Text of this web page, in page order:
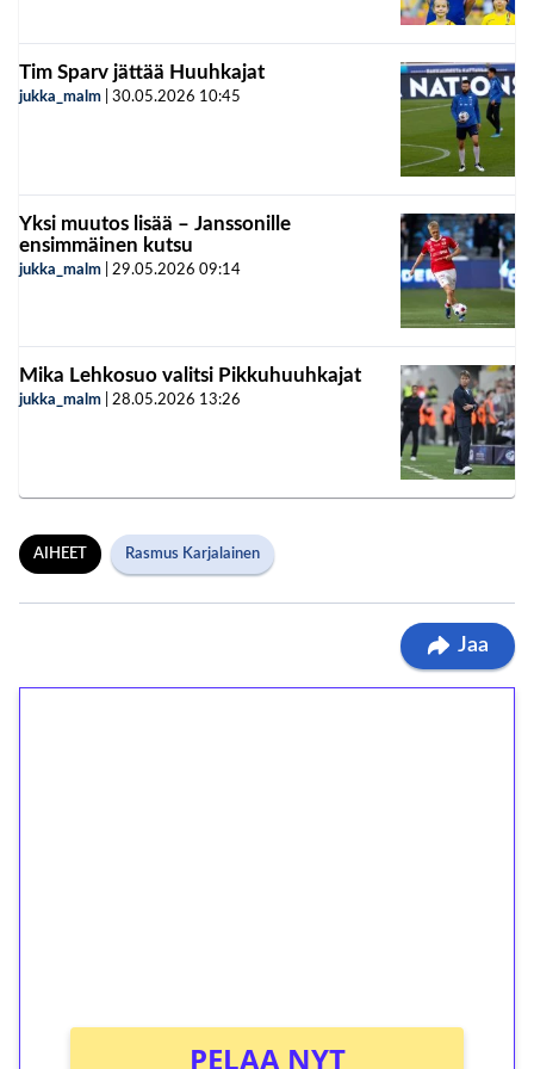
Tim Sparv jättää Huuhkajat
jukka_malm 30.05.2026 10:45
Yksi muutos lisää – Janssonille
ensimmäinen kutsu
jukka_malm 29.05.2026 09:14
Mika Lehkosuo valitsi Pikkuhuuhkajat
jukka_malm 28.05.2026 13:26
AIHEET Rasmus Karjalainen
Jaa
PELAA NYT